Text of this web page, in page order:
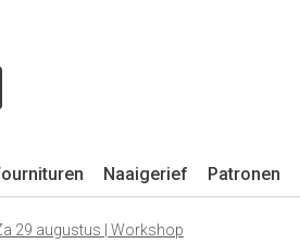
Naaigerief Patronen
29 augustus | Workshop